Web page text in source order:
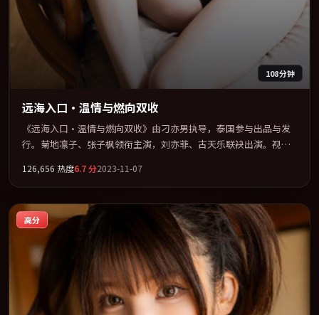
108分钟
远海入口·温情与燃向双收
《远海入口·温情与燃向双收》由刁亦男执导，泰国参与出品与发
行。菊地凛子、张子枫领衔主演，刘亦菲、古天乐联袂出演。视听
骨架，在叙事、表演与视听上力求统一。定于 2023-11-07 在内地院
线及主流平台同步亮相，2023 年度话题片中口碑稳健，适合喜欢强
情节与人物弧光的观众完整观看。
126,656 热度6.7分2023-11-07
高分